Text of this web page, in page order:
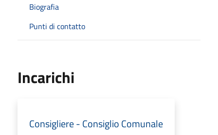
Biografia
Punti di contatto
Incarichi
Consigliere - Consiglio Comunale